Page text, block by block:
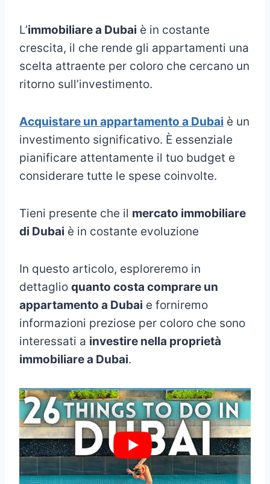
L’immobiliare a Dubai è in costante
crescita, il che rende gli appartamenti una
scelta attraente per coloro che cercano un
ritorno sull’investimento.
Acquistare un appartamento a Dubai è un
investimento significativo. È essenziale
pianificare attentamente il tuo budget e
considerare tutte le spese coinvolte.
Tieni presente che il mercato immobiliare
di Dubai è in costante evoluzione
In questo articolo, esploreremo in
dettaglio quanto costa comprare un
appartamento a Dubai e forniremo
informazioni preziose per coloro che sono
interessati a investire nella proprietà
immobiliare a Dubai.